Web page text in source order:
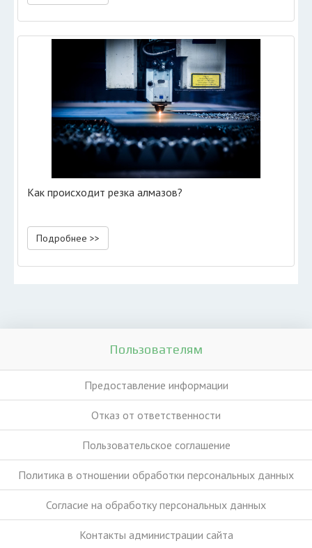
Как происходит резка алмазов?
Подробнее >>
Пользователям
Предоставление информации
Отказ от ответственности
Пользовательское соглашение
Политика в отношении обработки персональных данных
Согласие на обработку персональных данных
Контакты администрации сайта